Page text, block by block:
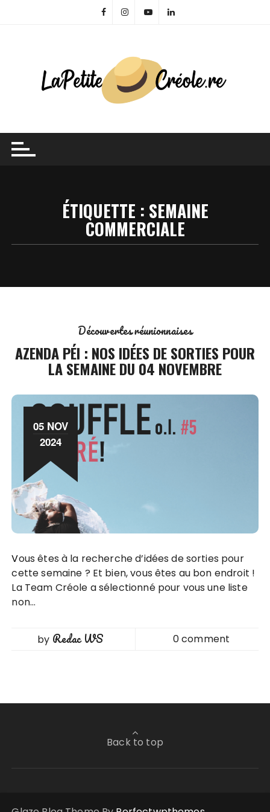
ÉTIQUETTE : SEMAINE
COMMERCIALE
Découvertes réunionnaises
AZENDA PÉI : NOS IDÉES DE SORTIES POUR
LA SEMAINE DU 04 NOVEMBRE
05 NOV
2024
Vous êtes à la recherche d’idées de sorties pour
cette semaine ? Et bien, vous êtes au bon endroit !
La Team Créole a sélectionné pour vous une liste
non…
by Redac WS 0 comment
Back to top